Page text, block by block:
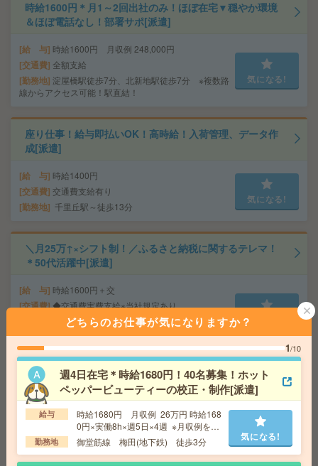
時給1600円＊月1～2回出社のみ！ほぼ在宅▼穏やか環境
＆ほぼ電話なし！部署サポ[派遣]
給 与 時給1600円 月収例 248,000円
交通費 全額支給
勤務地 淀屋橋駅徒歩7分、北新地駅徒歩7分 ※複数路
線からアクセス可能！駅直結！
気になる!
座り仕事！給与即払いOK！高時給！入荷管理、データ作
成[派遣]
給 与 時給1400円
交通費 交通費支給有り
勤務地 千里丘駅～徒歩13分
気になる!
＼月25万↑×シフト制！／ふるさと納税に関するテレマ！
＊50代活躍中[派遣]
給 与 時給1600円＋交
交通費 ◆交通費実費支給※当社規定あり
京阪本線 淀屋橋駅 徒歩5分/JR東西線 北新地
気になる!
＼40代～50代活躍中／入力できればOK！高時給1600
円！駅近[派遣]
給 与 時給1600円
全額支給
勤務地 大国町駅徒歩5分 ※南海本線：今宮戎駅や地
下鉄堺筋線：恵美須町駅からも近い！
気になる!
どちらのお仕事が気になりますか？
1/10
週4日在宅＊時給1680円！40名募集！ホット
ペッパービューティーの校正・制作[派遣]
給与
時給1680円 月収例 26万円 時給168
0円×実働8h×週5日×4週 ※月収例を保
証するものではありません。※給与即
受取りサービス利用可（利用条件有）
勤務地 御堂筋線 梅田(地下鉄) 徒歩3分 気になる!